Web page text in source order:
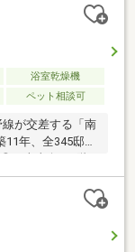
浴室乾燥機
ペット相談可
が交差する「南
年、全345邸の
の南東向き8階
ザー搭載キッチ
実した収納スペ
24時間セキュリ
共用施設◆「ゲ
完備した便利な